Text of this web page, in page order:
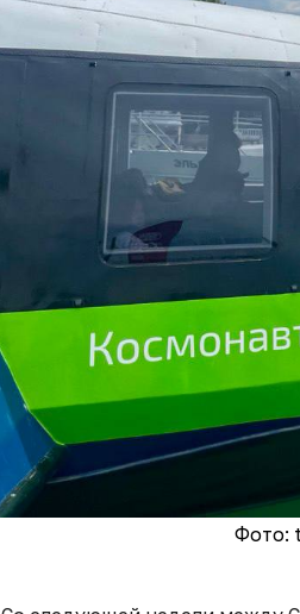
Фото: